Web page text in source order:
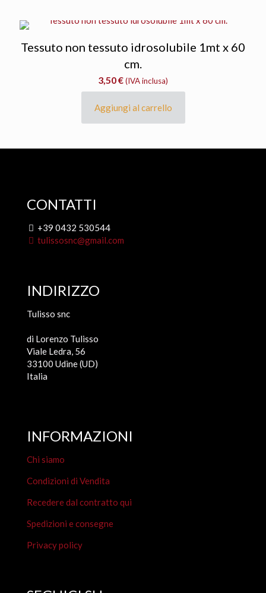
Tessuto non tessuto idrosolubile 1mt x 60
cm.
3,50€(IVA inclusa)
Aggiungi al carrello
CONTATTI
+39 0432 530544
tulissosnc@gmail.com
INDIRIZZO
Tulisso snc
di Lorenzo Tulisso
Viale Ledra, 56
33100 Udine (UD)
Italia
INFORMAZIONI
Chi siamo
Condizioni di Vendita
Recedere dal contratto qui
Spedizioni e consegne
Privacy policy